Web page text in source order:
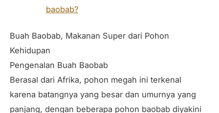
baobab?
Buah Baobab, Makanan Super dari Pohon
Kehidupan
Pengenalan Buah Baobab
Berasal dari Afrika, pohon megah ini terkenal
karena batangnya yang besar dan umurnya yang
panjang, dengan beberapa pohon baobab diyakini